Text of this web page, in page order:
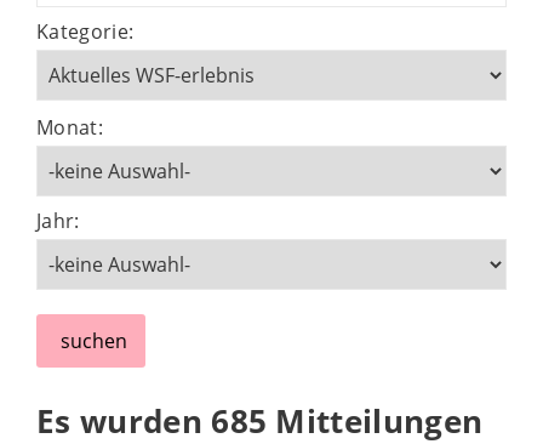
Kategorie:
Monat:
Jahr:
suchen
Es wurden 685 Mitteilungen